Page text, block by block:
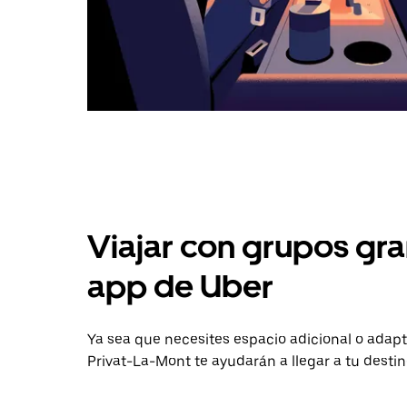
Viajar con grupos
app de Uber
Ya sea que necesites espacio adicional o
Privat-La-Mont te ayudarán a llegar a tu